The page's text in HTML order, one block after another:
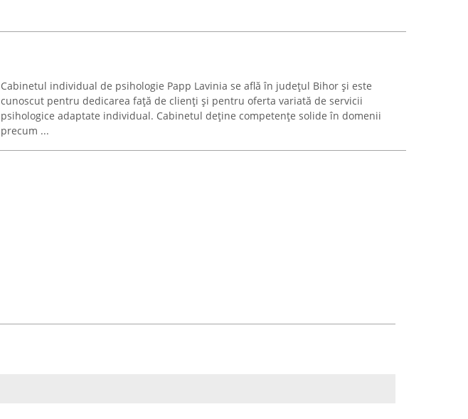
Cabinetul individual de psihologie Papp Lavinia se află în județul Bihor și este
cunoscut pentru dedicarea față de clienți și pentru oferta variată de servicii
psihologice adaptate individual. Cabinetul deține competențe solide în domenii
precum ...